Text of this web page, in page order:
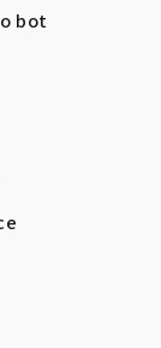
bot